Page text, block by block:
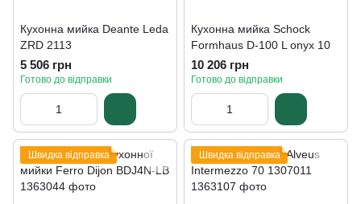
Кухонна мийка Deante Leda
ZRD 2113
5 506 грн
Готово до відправки
Кухонна мийка Schock
Formhaus D-100 L onyx 10
10 206 грн
Готово до відправки
Швидка відправка Швидка відправка